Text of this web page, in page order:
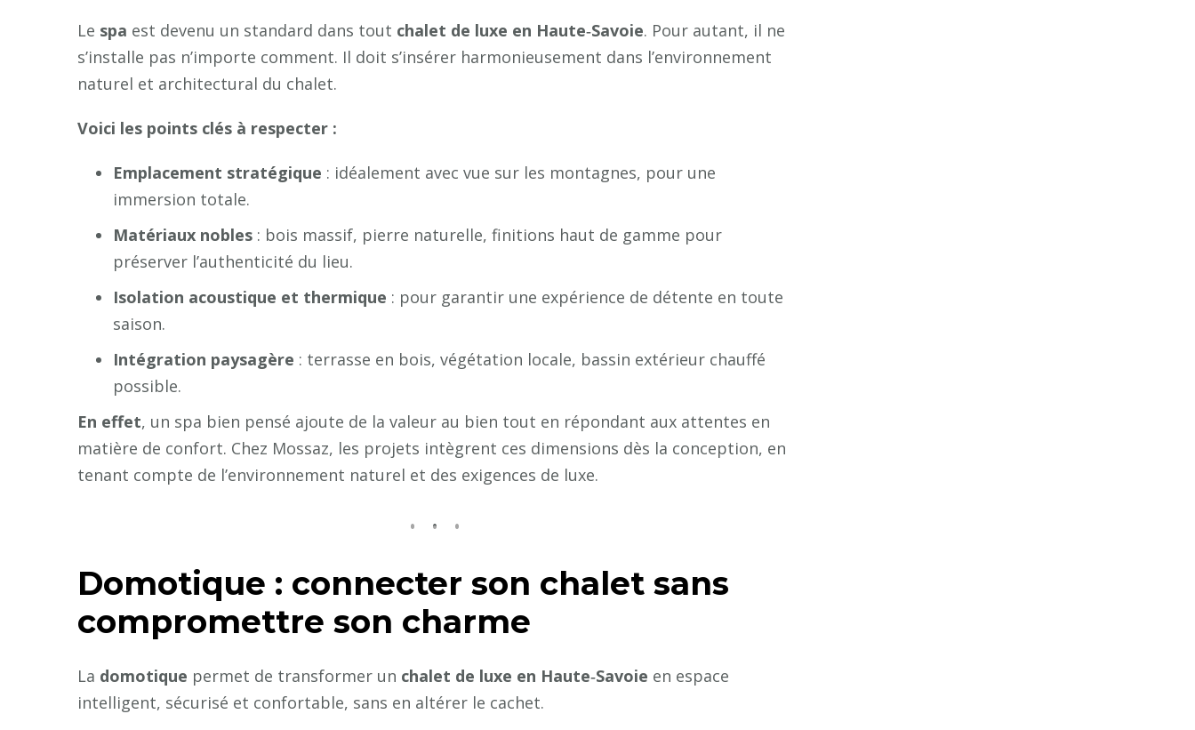
Le spa est devenu un standard dans tout chalet de luxe en Haute‑Savoie. Pour autant, il ne
s’installe pas n’importe comment. Il doit s’insérer harmonieusement dans l’environnement
naturel et architectural du chalet.
Voici les points clés à respecter :
Emplacement stratégique : idéalement avec vue sur les montagnes, pour une
immersion totale.
Matériaux nobles : bois massif, pierre naturelle, finitions haut de gamme pour
préserver l’authenticité du lieu.
Isolation acoustique et thermique : pour garantir une expérience de détente en toute
saison.
Intégration paysagère : terrasse en bois, végétation locale, bassin extérieur chauffé
possible.
En effet, un spa bien pensé ajoute de la valeur au bien tout en répondant aux attentes en
matière de confort. Chez Mossaz, les projets intègrent ces dimensions dès la conception, en
tenant compte de l’environnement naturel et des exigences de luxe.
Domotique : connecter son chalet sans
compromettre son charme
La domotique permet de transformer un chalet de luxe en Haute‑Savoie en espace
intelligent, sécurisé et confortable, sans en altérer le cachet.